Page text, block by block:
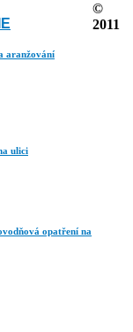
aranžování
ulici
opatření na
©
2011